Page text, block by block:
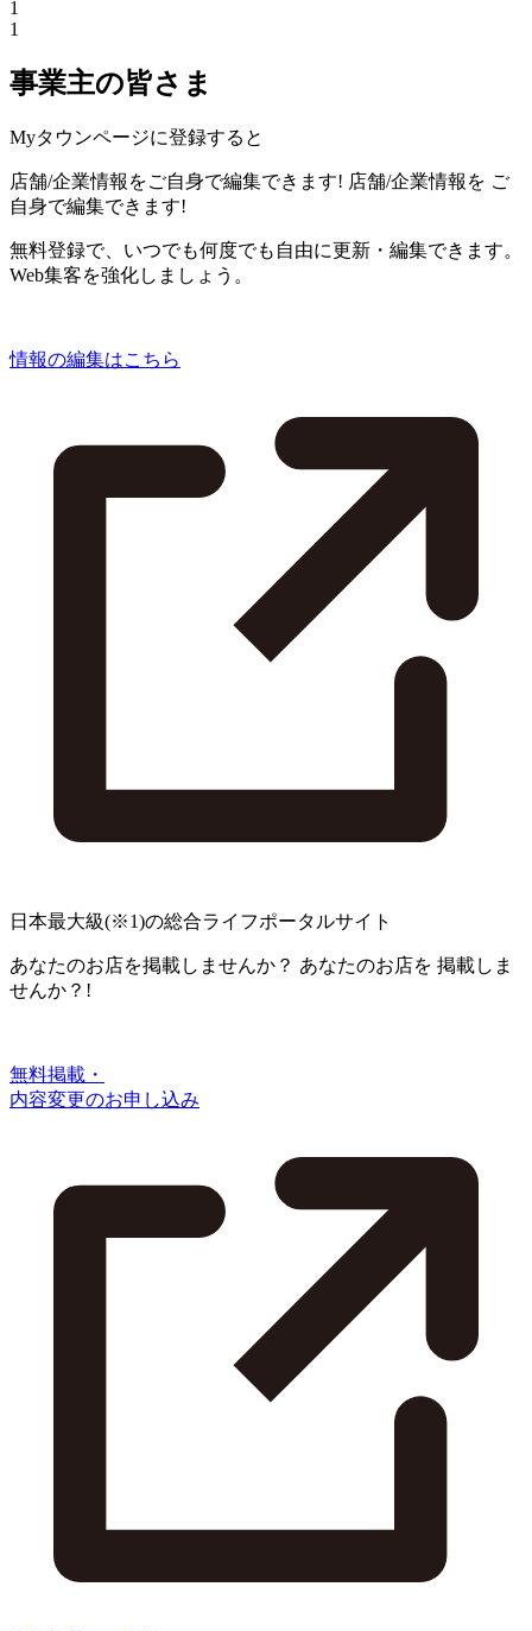
1
1
事業主の皆さま
Myタウンページに登録すると
店舗/企業情報をご自身で編集できます! 店舗/企業情報を ご
自身で編集できます!
無料登録で、いつでも何度でも自由に更新・編集できます。
Web集客を強化しましょう。
情報の編集はこちら
日本最大級(※1)の総合ライフポータルサイト
あなたのお店を掲載しませんか？ あなたのお店を 掲載しま
せんか？!
無料掲載・
内容変更のお申し込み